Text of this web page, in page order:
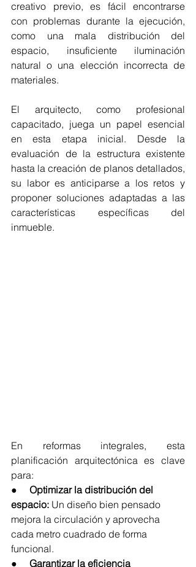
creativo previo, es fácil encontrarse
con problemas durante la ejecución,
como una mala distribución del
espacio, insuficiente iluminación
natural o una elección incorrecta de
materiales.
El arquitecto, como profesional
capacitado, juega un papel esencial
en esta etapa inicial. Desde la
evaluación de la estructura existente
hasta la creación de planos detallados,
su labor es anticiparse a los retos y
proponer soluciones adaptadas a las
características específicas del
inmueble.
En reformas integrales, esta
planificación arquitectónica es clave
para:
● Optimizar la distribución del
espacio: Un diseño bien pensado
mejora la circulación y aprovecha
cada metro cuadrado de forma
funcional.
● Garantizar la eficiencia